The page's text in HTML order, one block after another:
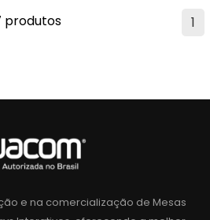
1
produtos
e na comercialização de Mesas